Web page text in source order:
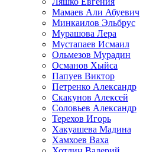
Мамаев Али Абуевич
Минкаилов Эльбрус
Мурашова Лера
Мустапаев Исмаил
Ольмезов Мурадин
Османов Хыйса
Папуев Виктор
Петренко Александр
Скакунов Алексей
Соловьев Александр
Терехов Игорь
Хакуашева Мадина
Хамхоев Ваха